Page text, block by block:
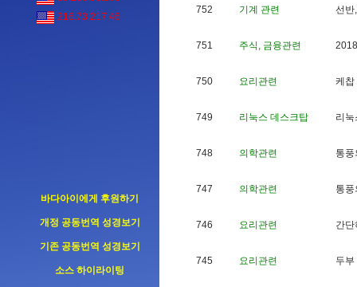
216.73.217.46
바다아이에게 후원하기
개정 공동번역 성경보기
기존 공동번역 성경보기
소스 하이라이팅
752 기계 관련 선 반,
751 주식, 금융관련 2018
750 요리관련 케 찹
749 리눅스 데스크탑 리 눅
748 의학관련 통풍
747 의학관련 통풍
746 요리관련 간단
745 요리관련 두부